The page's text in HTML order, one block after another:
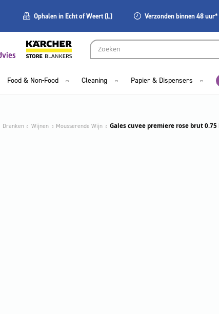
Ophalen in Echt of Weert (L) Verzondenbinnen 48 uur*
Food & Non-Food Cleaning Papier & Dispensers
Dranken Wijnen Mousserende Wijn Gales cuvee premiere rose brut